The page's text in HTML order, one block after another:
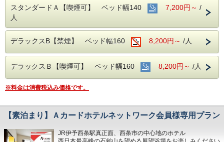
■焼き立てパンや産直市から取り寄せた地元野菜の和洋バイ
キング(定価：￥1320（税込）)
だけます
■室内設備(全部屋１４平米以上)
な寝心地
タオル、各部屋Wi-Fi
■各種サービス
00～22：00（有料）、自動販売機、製氷機、電子レンジ、
アメニティバー、会議室
徒歩１分 です。
までは
車の移動でも、高速道路を利用して約４０分の距離とな
当ホテルには展望浴場があり、人工温泉となっておりま
す。
疲れを癒す効能がございますのでここで一度身体の疲れ
を取り除き、
また新たに遍路旅を再開してはいかがでしょうか？？
そして、このプランをご利用いただいたお遍路様、御朱
印帳を見せていただければ
スタンダードAタイプは
６，２００円に
させていただきます！
スタンダードＡ【喫煙可】 ベッド幅140 7,200円～ /
人
デラックスB【禁煙】 ベッド幅160 8,200円～ /人
デラックスＢ【喫煙可】 ベッド幅160 8,200円～ /人
※料金は消費税込み価格です。
【素泊まり】Ａカードホテルネットワーク会員様専用プラン
JR伊予西条駅真正面、西条市の中心地のホテル